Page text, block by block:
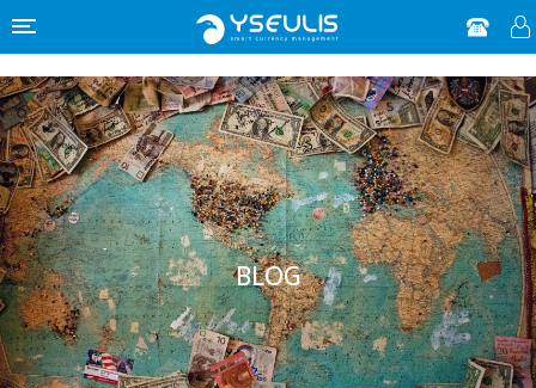
Étiquette : alertes devises
BLOG